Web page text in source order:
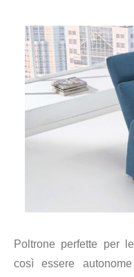
Poltrone perfette per
così essere